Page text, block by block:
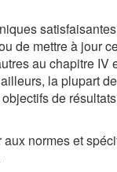
de mettre à jour
au chapitre IV
la plupart
de résultats
normes et